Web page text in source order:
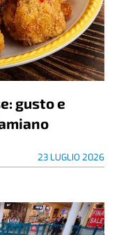
gusto e
23 LUGLIO 2026